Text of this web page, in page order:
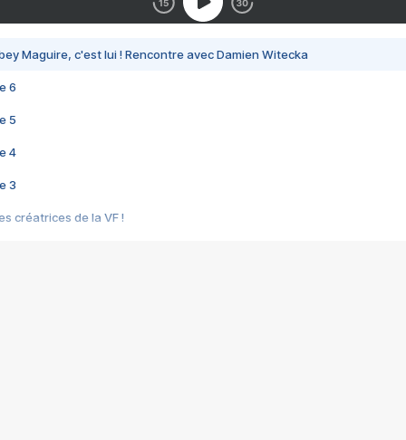
Maguire, c'est lui ! Rencontre avec Damien Witecka
6
5
4
3
créatrices de la VF !